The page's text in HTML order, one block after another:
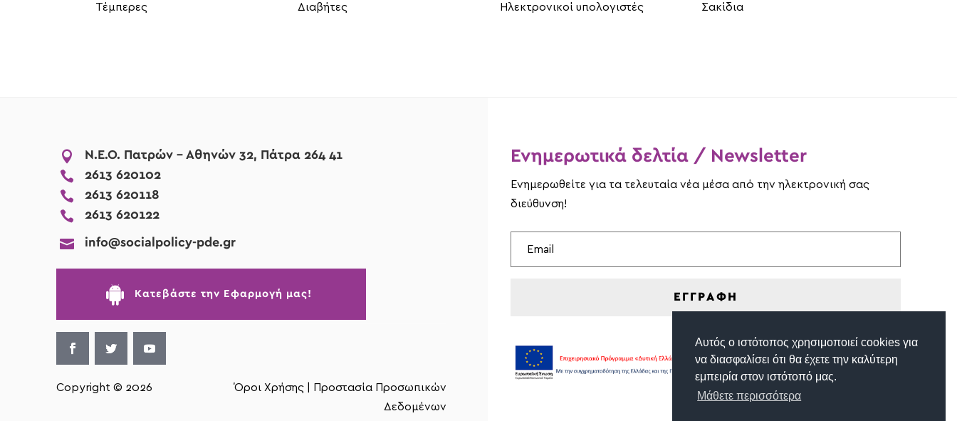
Αυτός ο ιστότοπος χρησιμοποιεί cookies για
να διασφαλίσει ότι θα έχετε την καλύτερη
εμπειρία στον ιστότοπό μας.
Μάθετε περισσότερα
Τέμπερες Διαβήτες Ηλεκτρονικοί υπολογιστές Σακίδια
 Ν.Ε.Ο. Πατρών - Αθηνών 32, Πάτρα 264 41
 2613 620102
 2613 620118
 2613 620122
 info@socialpolicy-pde.gr
 Kατεβάστε την Εφαρμογή μας!
Copyright © 2026
Όροι Χρήσης | Προστασία Προσωπικών
Δεδομένων
Ενημερωτικά δελτία / Newsletter
Ενημερωθείτε για τα τελευταία νέα μέσα από την ηλεκτρονική σας
διεύθυνση!
ΕΓΓΡΑΦΗ